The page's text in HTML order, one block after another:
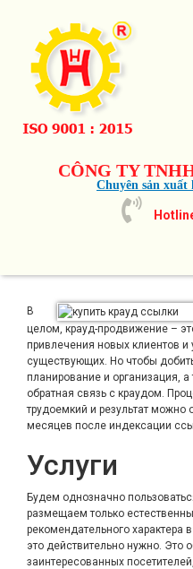
CÔNG TY
Chuyên sản
В
целом, крауд-продвижение –
привлечения новых клиентов и
существующих. Но чтобы
планирование и организация, а
обратная связь с краудом.
трудоемкий и результат можно
месяцев после индексации
Услуги
Будем однозначно
размещаем только
рекомендательного характера
это действительно нужно. Это
заинтересованных